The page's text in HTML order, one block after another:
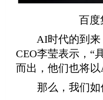
百度
AI时代的到来
CEO李莹表示，“
而出，他们也将以
那么，我们如